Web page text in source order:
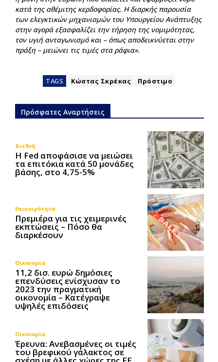
κατά της αθέμιτης κερδοφορίας. Η διαρκής παρουσία
των ελεγκτικών μηχανισμών του Υπουργείου Ανάπτυξης
στην αγορά εξασφαλίζει την τήρηση της νομιμότητας,
τον υγιή ανταγωνισμό και – όπως αποδεικνύεται στην
πράξη – μειώνει τις τιμές στα ράφια».
TAGS Κώστας Σκρέκας Πρόστιμο
Πρόσφατες Αναρτήσεις
Διεθνή
Η Fed αποφάσισε να μειώσει
τα επιτόκια κατά 50 μονάδες
βάσης, στο 4,75-5%
Επικαιρότητα
Πρεμιέρα για τις χειμερινές
εκπτώσεις – Πόσο θα
διαρκέσουν
Οικονομία
11,2 δισ. ευρώ δημόσιες
επενδύσεις ενίσχυσαν το
2023 την πραγματική
οικονομία – Κατέγραψε
υψηλές επιδόσεις
Οικονομία
Έρευνα: Ανεβασμένες οι τιμές
του βρεφικού γάλακτος σε